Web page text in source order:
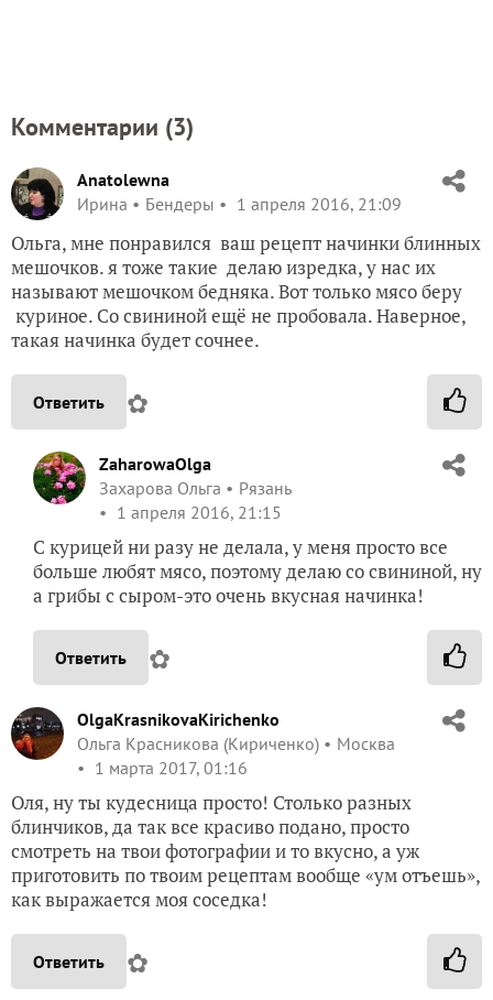
Комментарии (3)
Anatolewna
Ирина
Бендеры 1 апреля 2016, 21:09
Ольга, мне понравился ваш рецепт начинки блинных
мешочков. я тоже такие делаю изредка, у нас их
называют мешочком бедняка. Вот только мясо беру
куриное. Со свининой ещё не пробовала. Наверное,
такая начинка будет сочнее.
Ответить ✿
ZaharowaOlga
Захарова Ольга
Рязань
1 апреля 2016, 21:15
С курицей ни разу не делала, у меня просто все
больше любят мясо, поэтому делаю со свининой, ну
а грибы с сыром-это очень вкусная начинка!
Ответить ✿
OlgaKrasnikovaKirichenko
Ольга Красникова (Кириченко)
Москва
1 марта 2017, 01:16
Оля, ну ты кудесница просто! Столько разных
блинчиков, да так все красиво подано, просто
смотреть на твои фотографии и то вкусно, а уж
приготовить по твоим рецептам вообще «ум отъешь»,
как выражается моя соседка!
Ответить ✿